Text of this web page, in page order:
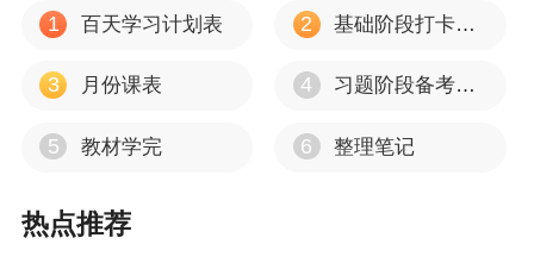
1 百天学习计划表 2 基础阶段打卡计划
3 月份课表 4 习题阶段备考重点方向
5 教材学完 6 整理笔记
热点推荐